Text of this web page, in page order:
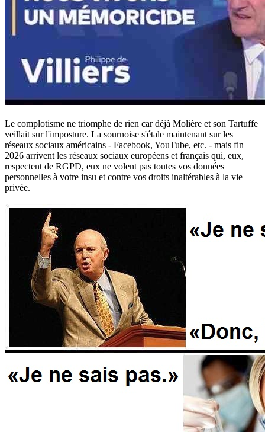
Le complotisme ne triomphe de rien car déjà Molière et son Tartuffe
veillait sur l'imposture. La sournoise s'étale maintenant sur les
réseaux sociaux américains - Facebook, YouTube, etc. - mais fin
2026 arrivent les réseaux sociaux européens et français qui, eux,
respectent de RGPD, eux ne volent pas toutes vos données
personnelles à votre insu et contre vos droits inaltérables à la vie
privée.